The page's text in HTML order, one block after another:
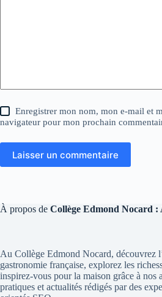
Enregistrer mon nom, mon e-mail et
navigateur pour mon prochain
Laisser un commentaire
À propos de Collège Edmond Nocard :
Au Collège Edmond Nocard, découvrez
gastronomie française, explorez les
inspirez-vous pour la maison grâce à nos
pratiques et actualités rédigés par des